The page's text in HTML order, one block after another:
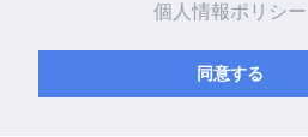
個人情報ポリシー
同意する